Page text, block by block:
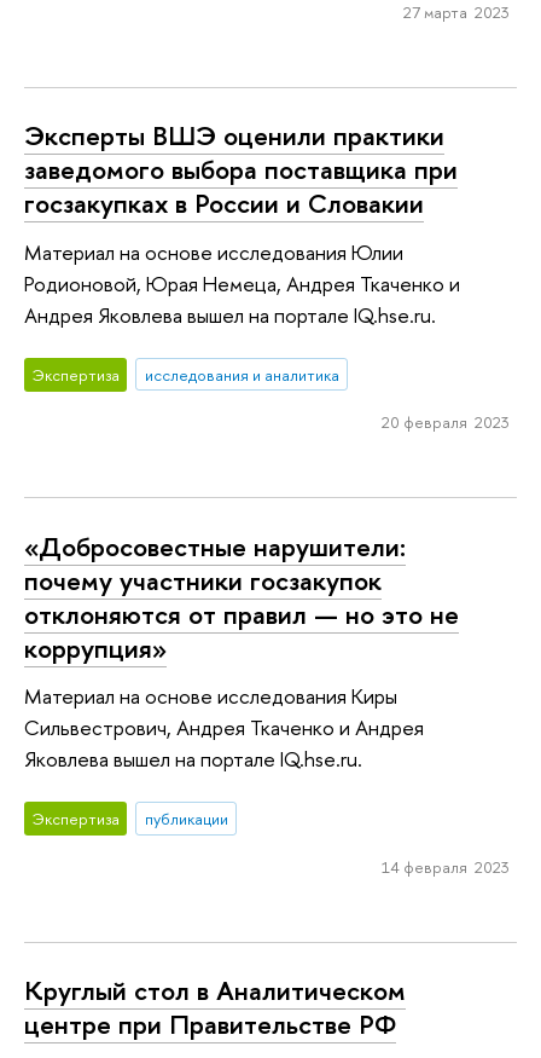
27 марта 2023
Эксперты ВШЭ оценили практики
заведомого выбора поставщика при
госзакупках в России и Словакии
Материал на основе исследования Юлии
Родионовой, Юрая Немеца, Андрея Ткаченко и
Андрея Яковлева вышел на портале IQ.hse.ru.
Экспертиза исследования и аналитика
20 февраля 2023
«Добросовестные нарушители:
почему участники госзакупок
отклоняются от правил — но это не
коррупция»
Материал на основе исследования Киры
Сильвестрович, Андрея Ткаченко и Андрея
Яковлева вышел на портале IQ.hse.ru.
Экспертиза публикации
14 февраля 2023
Круглый стол в Аналитическом
центре при Правительстве РФ